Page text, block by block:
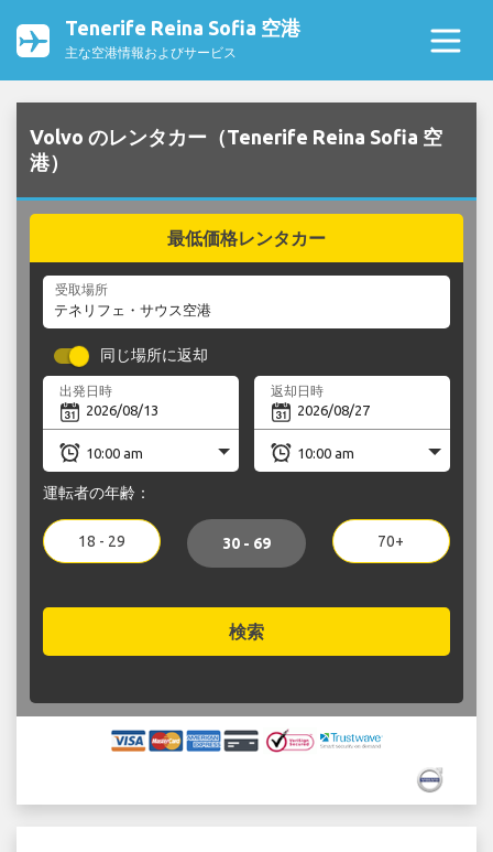
Tenerife Reina Sofia 空港
主な空港情報およびサービス
Volvo のレンタカー（Tenerife Reina Sofia 空
港）
最低価格レンタカー
受取場所
同じ場所に返却
出発日時 返却日時
運転者の年齢：
18 - 29 30 - 69 70+
検索